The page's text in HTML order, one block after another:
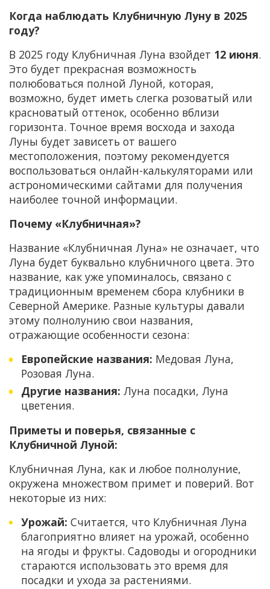
Когда наблюдать Клубничную Луну в 2025
году?
В 2025 году Клубничная Луна взойдет 12 июня.
Это будет прекрасная возможность
полюбоваться полной Луной, которая,
возможно, будет иметь слегка розоватый или
красноватый оттенок, особенно вблизи
горизонта. Точное время восхода и захода
Луны будет зависеть от вашего
местоположения, поэтому рекомендуется
воспользоваться онлайн-калькуляторами или
астрономическими сайтами для получения
наиболее точной информации.
Почему «Клубничная»?
Название «Клубничная Луна» не означает, что
Луна будет буквально клубничного цвета. Это
название, как уже упоминалось, связано с
традиционным временем сбора клубники в
Северной Америке. Разные культуры давали
этому полнолунию свои названия,
отражающие особенности сезона:
Европейские названия: Медовая Луна,
Розовая Луна.
Другие названия: Луна посадки, Луна
цветения.
Приметы и поверья, связанные с
Клубничной Луной:
Клубничная Луна, как и любое полнолуние,
окружена множеством примет и поверий. Вот
некоторые из них:
Урожай: Считается, что Клубничная Луна
благоприятно влияет на урожай, особенно
на ягоды и фрукты. Садоводы и огородники
стараются использовать это время для
посадки и ухода за растениями.